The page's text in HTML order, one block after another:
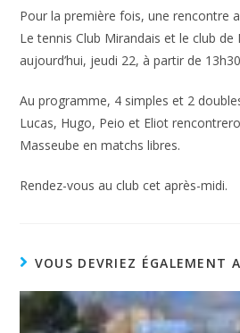
Pour la première fois, une rencontre
Le tennis Club Mirandais et le club de
aujourd’hui, jeudi 22, à partir de
Au programme, 4 simples et 2
Lucas, Hugo, Peio et Eliot
Masseube en matchs libres.
Rendez-vous au club cet après-midi.
VOUS DEVRIEZ ÉGALEMENT